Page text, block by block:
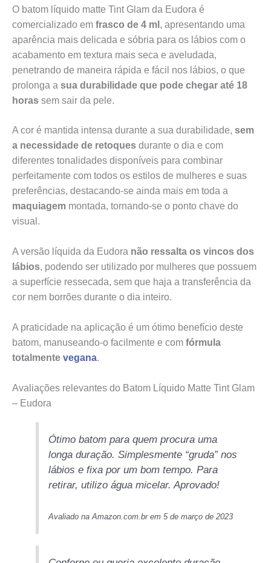
O batom líquido matte Tint Glam da Eudora é
comercializado em frasco de 4 ml , apresentando uma
aparência mais delicada e sóbria para os lábios com o
acabamento em textura mais seca e aveludada,
penetrando de maneira rápida e fácil nos lábios, o que
prolonga a sua durabilidade que pode chegar até 18
horas sem sair da pele.
A cor é mantida intensa durante a sua durabilidade, sem
a necessidade de retoques durante o dia e com
diferentes tonalidades disponíveis para combinar
perfeitamente com todos os estilos de mulheres e suas
preferências, destacando-se ainda mais em toda a
maquiagem montada, tornando-se o ponto chave do
visual.
A versão líquida da Eudora não ressalta os vincos dos
lábios, podendo ser utilizado por mulheres que possuem
a superfície ressecada, sem que haja a transferência da
cor nem borrões durante o dia inteiro.
A praticidade na aplicação é um ótimo benefício deste
batom, manuseando-o facilmente e com fórmula
totalmente vegana.
Avaliações relevantes do Batom Líquido Matte Tint Glam
– Eudora
Ótimo batom para quem procura uma
longa duração. Simplesmente “gruda” nos
lábios e fixa por um bom tempo. Para
retirar, utilizo água micelar. Aprovado!
Avaliado na Amazon.com.br em 5 de março de 2023